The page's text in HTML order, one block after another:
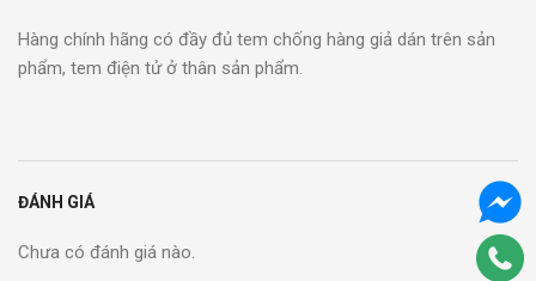
Hàng chính hãng có đầy đủ tem chống hàng giả dán trên sản
phẩm, tem điện tử ở thân sản phẩm.
ĐÁNH GIÁ
Chưa có đánh giá nào.